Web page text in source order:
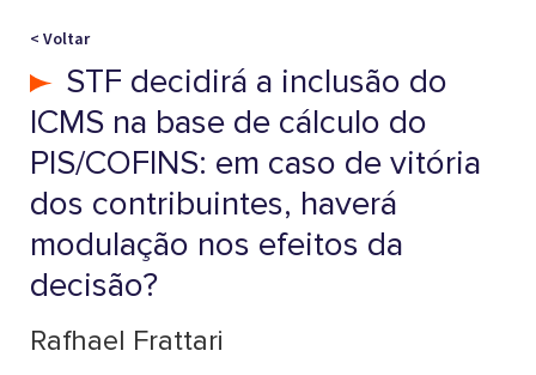
< Voltar
STF decidirá a inclusão do
ICMS na base de cálculo do
PIS/COFINS: em caso de vitória
dos contribuintes, haverá
modulação nos efeitos da
decisão?
Rafhael Frattari